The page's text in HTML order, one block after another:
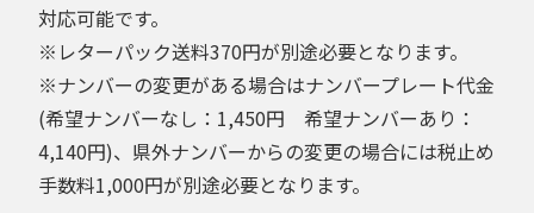
対応可能です。
※レターパック送料370円が別途必要となります。
※ナンバーの変更がある場合はナンバープレート代金
(希望ナンバーなし：1,450円 希望ナンバーあり：
4,140円)、県外ナンバーからの変更の場合には税止め
手数料1,000円が別途必要となります。